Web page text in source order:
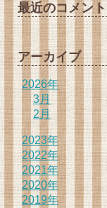
最近のコメント
アーカイブ
2026年
3月
2月
2023年
2022年
2021年
2020年
2019年